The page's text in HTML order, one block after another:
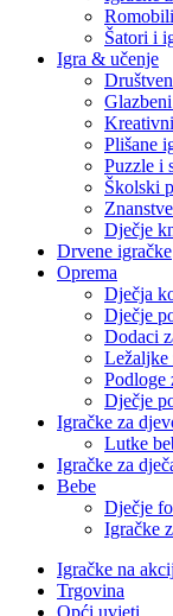
Šatori i
Igra & učenje
Plišane
Puzzle i
Školski
Dječje
Drvene igračke
Oprema
Dječja
Dječje
Dodaci
Ležaljke
Podloge
Dječje
Igračke za
Lutke
Igračke za
Bebe
Dječje
Igračke
Igračke na
Trgovina
Opći uvjeti